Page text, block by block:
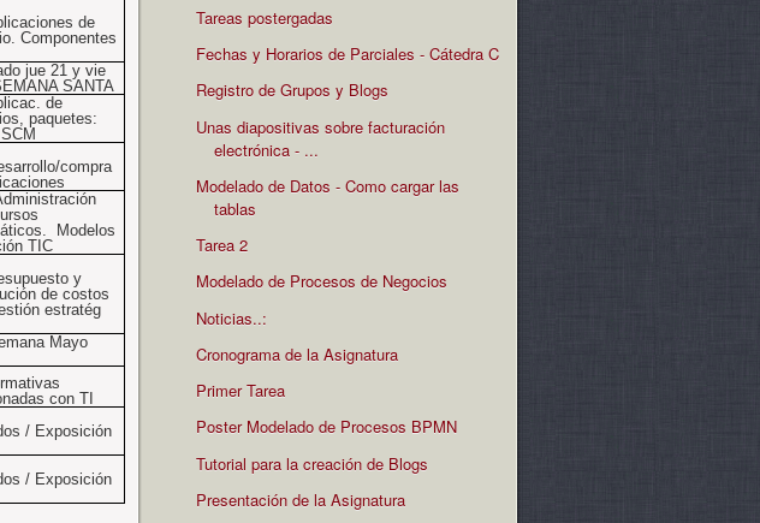
de
Componentes
jue 21 y vie
SANTA
de
paquetes:
compra
Modelos
TIC
y
de costos
estratég
Mayo
con TI
/ Exposición
/ Exposición
Tareas postergadas
Fechas y Horarios de Parciales - Cátedra C
Registro de Grupos y Blogs
Unas diapositivas sobre facturación
electrónica - ...
Modelado de Datos - Como cargar las
tablas
Tarea 2
Modelado de Procesos de Negocios
Noticias..:
Cronograma de la Asignatura
Primer Tarea
Poster Modelado de Procesos BPMN
Tutorial para la creación de Blogs
Presentación de la Asignatura